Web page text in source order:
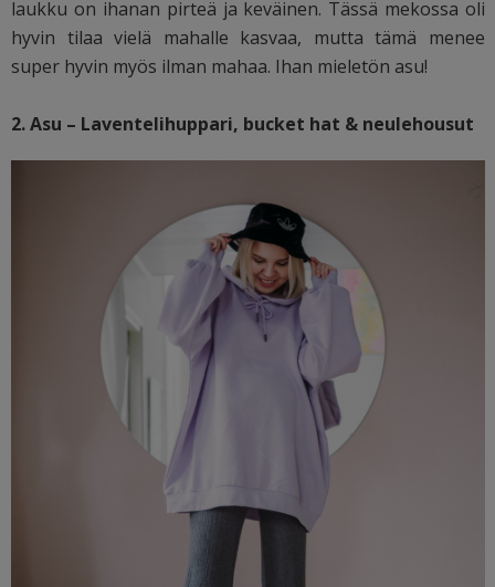
laukku on ihanan pirteä ja keväinen. Tässä mekossa oli
hyvin tilaa vielä mahalle kasvaa, mutta tämä menee
super hyvin myös ilman mahaa. Ihan mieletön asu!
2. Asu – Laventelihuppari, bucket hat & neulehousut